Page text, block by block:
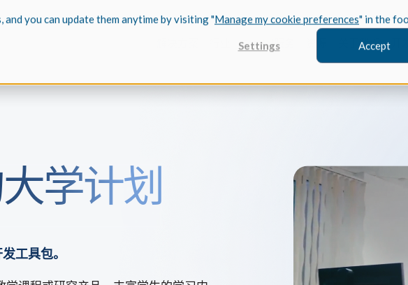
you can update them anytime by visiting "Manage my cookie preferences" in the
Settings Accept
3D建模
CGM
我们新的3D建模
Spatial服务
案例研究/
关于我们
学计划
工具包。